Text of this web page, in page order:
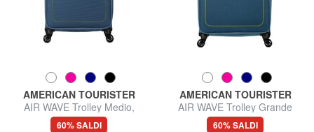
AMERICAN TOURISTER
AIR WAVE Trolley Medio,
espandibile
60% SALDI
AMERICAN TOURISTER
AIR WAVE Trolley Grande
60% SALDI